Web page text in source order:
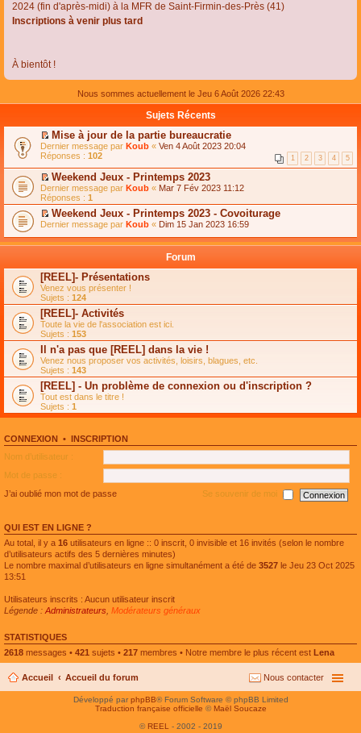
2024 (fin d'après-midi) à la MFR de Saint-Firmin-des-Près (41)
Inscriptions à venir plus tard
À bientôt !
Nous sommes actuellement le Jeu 6 Août 2026 22:43
Sujets Récents
C
o
n
s
u
l
t
e
r
l
e
s
s
a
g
e
n
o
n
l
u
l
e
p
l
u
s
é
c
e
n
t
Mise à jour de la partie bureaucratie
Dernier message par Koub « Ven 4 Août 2023 20:04
Réponses : 102 1 2 3 4 5
C
o
n
s
u
t
l
e
m
e
s
s
a
g
e
n
o
n
l
u
l
e
l
u
s
é
e
Weekend Jeux - Printemps 2023
Dernier message par Koub « Mar 7 Fév 2023 11:12
Réponses : 1
C
n
l
t
e
r
l
e
m
e
s
s
a
g
e
n
o
n
u
l
e
l
s
e
n
t
Weekend Jeux - Printemps 2023 - Covoiturage
Dernier message par Koub « Dim 15 Jan 2023 16:59
Forum
[REEL]- Présentations
Venez vous présenter !
Sujets : 124
[REEL]- Activités
Toute la vie de l'association est ici.
Sujets : 153
Il n'a pas que [REEL] dans la vie !
Venez nous proposer vos activités, loisirs, blagues, etc.
Sujets : 143
[REEL] - Un problème de connexion ou d'inscription ?
Tout est dans le titre !
Sujets : 1
CONNEXION • INSCRIPTION
Nom d’utilisateur :
Mot de passe :
J’ai oublié mon mot de passe
Se souvenir de moi
QUI EST EN LIGNE ?
Au total, il y a 16 utilisateurs en ligne :: 0 inscrit, 0 invisible et 16 invités (selon le nombre
d’utilisateurs actifs des 5 dernières minutes)
Le nombre maximal d’utilisateurs en ligne simultanément a été de 3527 le Jeu 23 Oct 2025
13:51
Utilisateurs inscrits : Aucun utilisateur inscrit
Légende : Administrateurs Modérateurs généraux
STATISTIQUES
2618 messages • 421 sujets • 217 membres • Notre membre le plus récent est Lena
Accueil Accueil du forum Nous contacter
Développé parphpBB® Forum Software © phpBB Limited
Traduction française officielle © Maël Soucaze
© REEL - 2002 - 2019